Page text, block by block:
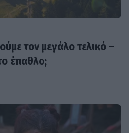
τον μεγάλο τελικό –
έπαθλο;